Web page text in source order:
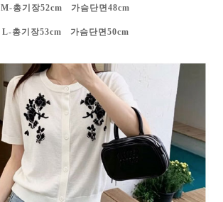
M-총기장52cm 가슴단면48cm
L-총기장53cm 가슴단면50cm